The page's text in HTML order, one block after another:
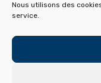
Nous utilisons des
service.
BLOG